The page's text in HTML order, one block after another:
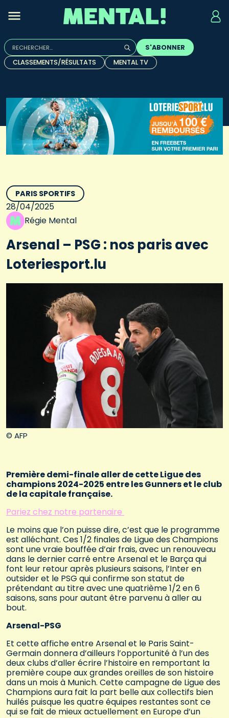
Rechercher :
Quand les résultats de l'auto-complétion sont
S'ABONNER
CLASSEMENTS/RÉSULTATS
MENTAL TV
© AFP
PARIS SPORTIFS
28/04/2025
Régie Mental
Arsenal – PSG : nos paris avec
Loteriesport.lu
Première demi-finale aller de cette Ligue des
champions 2024-2025 entre les Gunners et le club
de la capitale française.
Pariez chez notre partenaire
Le moins que l’on puisse dire, c’est que le programme
est alléchant. Ces 1/2 finales de Ligue des Champions
sont une vraie bouffée d’air frais, avec un renouveau
dans le dernier carré entre Arsenal et le Barça qui
font leur retour après plusieurs saisons, l’Inter en
outsider et le PSG qui confirme son statut de
prétendant au titre avec une quatrième 1/2 en 6
saisons, sans pour autant être parvenu à aller au
bout.
Arsenal-PSG
Et cette affiche entre Arsenal et le Paris Saint-
Germain donnera d’ailleurs l’opportunité à l’un des
deux clubs d’aller écrire l’histoire en remportant la
première coupe aux grandes oreilles de son histoire
dans un mois à Munich. Cette campagne de Ligue des
Champions aura fait la part belle aux collectifs bien
huilés puisque les quatre équipes restantes sont ce
qui se fait de mieux actuellement en Europe d’un